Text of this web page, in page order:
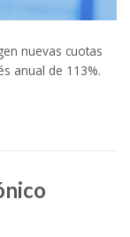
nuevas cuotas
anual de 113%.